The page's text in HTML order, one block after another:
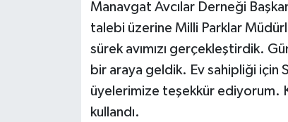
Manavgat Avcılar Derneği
talebi üzerine Milli Parklar
sürek avımızı gerçekleştirdik.
bir araya geldik. Ev sahipliği için
üyelerimize teşekkür ediyorum.
kullandı.